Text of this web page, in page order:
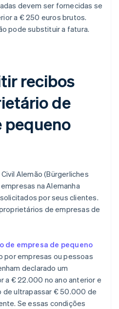
devem ser fornecidas se
a € 250 euros brutos.
pode substituir a fatura.
recibos
de
pequeno
Alemão (Bürgerliches
na Alemanha
por seus clientes.
de empresas de
de empresa de pequeno
por empresas ou pessoas
declarado um
a € 22.000 no ano anterior e
de ultrapassar € 50.000 de
Se essas condições